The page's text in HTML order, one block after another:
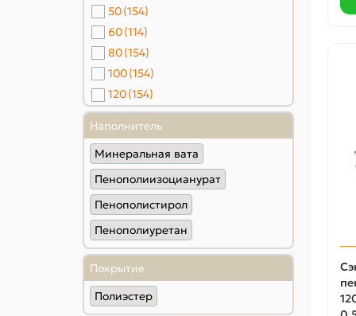
50(154)
60(114)
80(154)
100(154)
120(154)
150(154)
180(38)
200(154)
220(38)
250(38)
Наполнитель
Минеральная вата
Пенополиизоцианурат
Пенополистирол
Пенополиуретан
Покрытие
Полиэстер